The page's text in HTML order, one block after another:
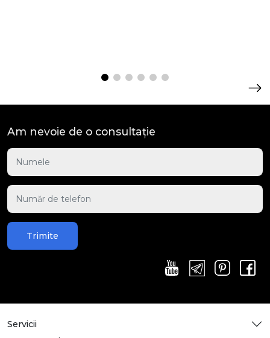
Am nevoie de o consultație
Trimite
Servicii